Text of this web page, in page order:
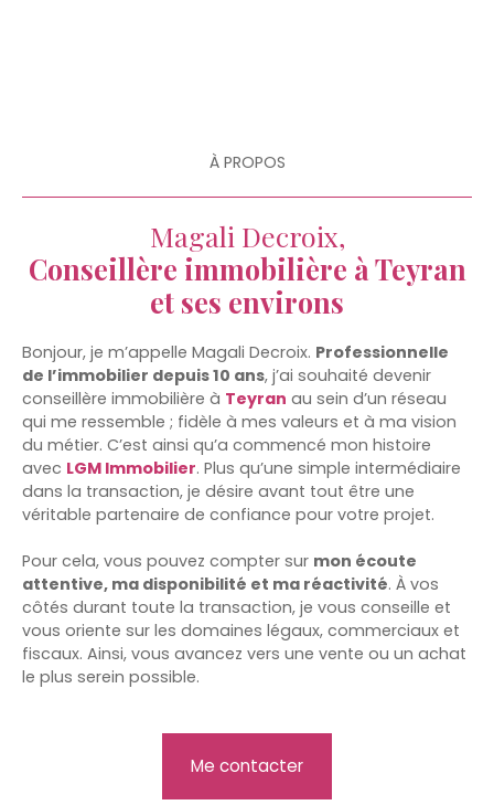
À PROPOS
Magali Decroix,
Conseillère immobilière à Teyran
et ses environs
Bonjour, je m’appelle Magali Decroix. Professionnelle
de l’immobilier depuis 10 ans, j’ai souhaité devenir
conseillère immobilière à Teyran au sein d’un réseau
qui me ressemble ; fidèle à mes valeurs et à ma vision
du métier. C’est ainsi qu’a commencé mon histoire
avec LGM Immobilier. Plus qu’une simple intermédiaire
dans la transaction, je désire avant tout être une
véritable partenaire de confiance pour votre projet.
Pour cela, vous pouvez compter sur mon écoute
attentive, ma disponibilité et ma réactivité. À vos
côtés durant toute la transaction, je vous conseille et
vous oriente sur les domaines légaux, commerciaux et
fiscaux. Ainsi, vous avancez vers une vente ou un achat
le plus serein possible.
Me contacter